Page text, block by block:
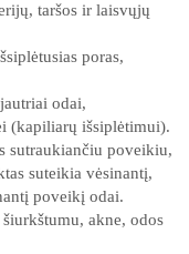
taršos ir laisvųjų
poras,
odai,
(kapiliarų išsiplėtimui).
sutraukiančiu poveikiu,
suteikia vėsinantį,
poveikį odai.
akne, odos